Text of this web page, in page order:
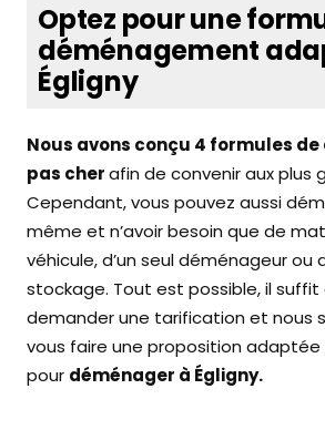
Optez pour une
déménagement
Égligny
Nous avons conçu 4 formules
pas cherafin de convenir aux plus
Cependant, vous pouvez aussi
même et n’avoir besoin que de
véhicule, d’un seul déménageur ou
stockage. Tout est possible, il suffit
demander une tarification et nous
vous faire une proposition
pour déménager à Égligny.